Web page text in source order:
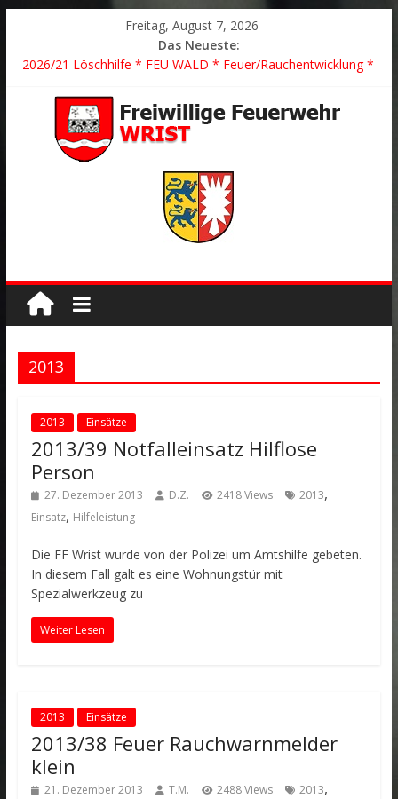
Freitag, August 7, 2026
Das Neueste:
2026/21 Löschhilfe * FEU WALD * Feuer/Rauchentwicklung *
2026/24 * TH G Y * PKW überschlagen *
2026/23 TH K Y * Person in festsitzendem Aufzug *
2026/22 TH Y * VU * 1 Person klemmt * Hingstheide
Der schönste Einsatz des Jahres 2026
2013
2013 Einsätze
2013/39 Notfalleinsatz Hilflose
Person
27. Dezember 2013 D.Z. 2418 Views 2013,
Einsatz, Hilfeleistung
Die FF Wrist wurde von der Polizei um Amtshilfe gebeten.
In diesem Fall galt es eine Wohnungstür mit
Spezialwerkzeug zu
Weiter Lesen
2013 Einsätze
2013/38 Feuer Rauchwarnmelder
klein
21. Dezember 2013 T.M. 2488 Views 2013,